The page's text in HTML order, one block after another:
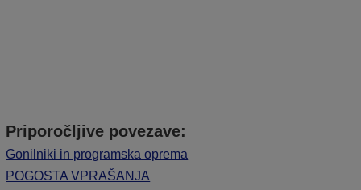
Priporočljive povezave:
Gonilniki in programska oprema
POGOSTA VPRAŠANJA